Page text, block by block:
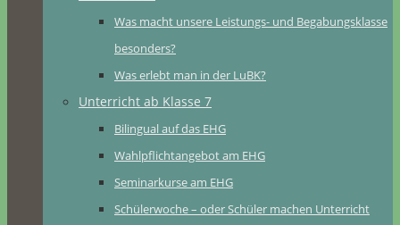
Was macht unsere Leistungs- und Begabungsklasse
besonders?
Was erlebt man in der LuBK?
Unterricht ab Klasse 7
Bilingual auf das EHG
Wahlpflichtangebot am EHG
Seminarkurse am EHG
Schülerwoche – oder Schüler machen Unterricht